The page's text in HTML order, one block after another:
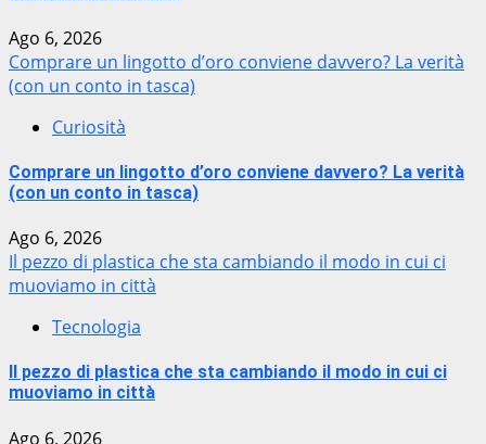
Ago 6, 2026
Comprare un lingotto d’oro conviene davvero? La verità
(con un conto in tasca)
Curiosità
Comprare un lingotto d’oro conviene davvero? La verità
(con un conto in tasca)
Ago 6, 2026
Il pezzo di plastica che sta cambiando il modo in cui ci
muoviamo in città
Tecnologia
Il pezzo di plastica che sta cambiando il modo in cui ci
muoviamo in città
Ago 6, 2026